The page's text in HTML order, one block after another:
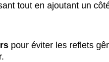
tout en ajoutant un
pour éviter les reflets